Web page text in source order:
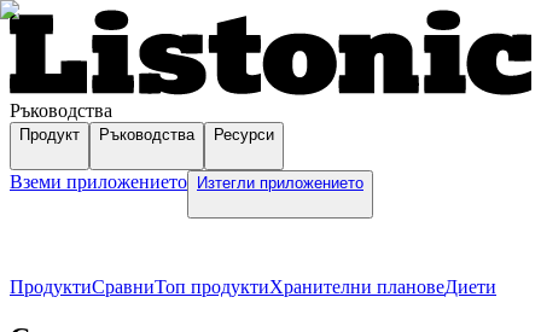
Ръководства
Продукт Ръководства Ресурси
Вземи приложението Изтегли приложението
ПродуктиСравниТоп продуктиХранителни плановеДиети